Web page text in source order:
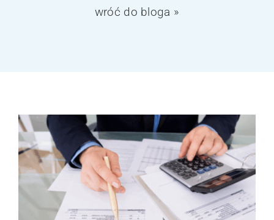
Webinary
Wsparcie
wróć do bloga »